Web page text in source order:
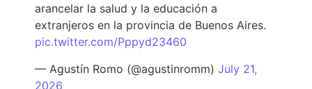
arancelar la salud y la educación a
extranjeros en la provincia de Buenos Aires.
pic.twitter.com/Pppyd23460
— Agustín Romo (@agustinromm) July 21,
2026